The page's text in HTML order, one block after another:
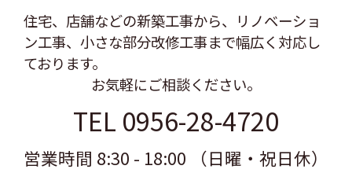
住宅、店舗などの新築工事から、リノベーショ
ン工事、 小さな部分改修工事まで幅広く対応し
ております。
お気軽にご相談ください。
TEL 0956-28-4720
営業時間 8:30 - 18:00 （日曜・祝日休）